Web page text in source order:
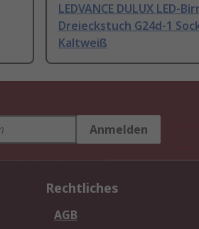
LEDVANCE DULUX LED-
Dreieckstuch G24d-1
Kaltweiß
Anmelden
Rechtliches
AGB